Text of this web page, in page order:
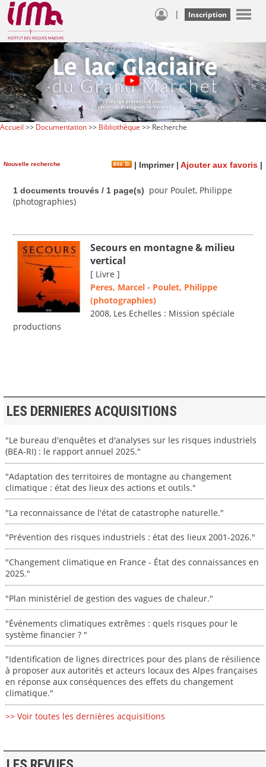
| Inscription
Accueil >> Documentation>> Bibliothèque >> Recherche
Nouvelle recherche | Imprimer| Ajouter aux favoris |
1 documents trouvés / 1 page(s)
pour Poulet, Philippe
(photographies)
Secours en montagne & milieu
vertical
[ Livre ]
Peres, Marcel - Poulet, Philippe
(photographies)
2008, Les Echelles : Mission spéciale
productions
LES DERNIERES ACQUISITIONS
"Le bureau d'enquêtes et d'analyses sur les risques industriels
(BEA-RI) : le rapport annuel 2025."
"Adaptation des territoires de montagne au changement
climatique : état des lieux des actions et outils."
"La reconnaissance de l'état de catastrophe naturelle."
"Prévention des risques industriels : état des lieux 2001-2026."
"Changement climatique en France - État des connaissances en
2025."
"Plan ministériel de gestion des vagues de chaleur."
"Événements climatiques extrêmes : quels risques pour le
système financier ? "
"Identification de lignes directrices pour des plans de résilience
à proposer aux autorités et acteurs locaux des Alpes françaises
en réponse aux conséquences des effets du changement
climatique."
>> Voir toutes les dernières acquisitions